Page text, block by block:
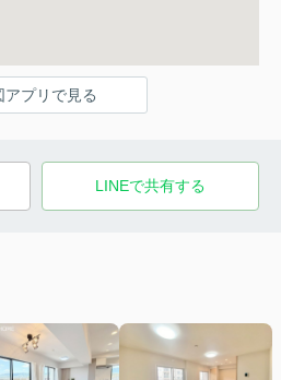
アプリで見る
LINEで共有する